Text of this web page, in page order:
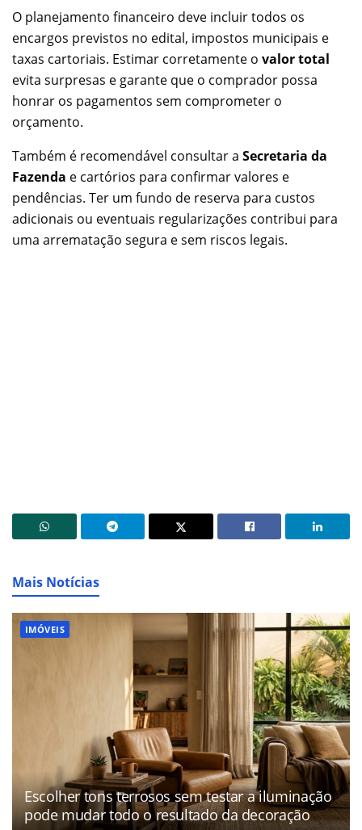
O planejamento financeiro deve incluir todos os
encargos previstos no edital, impostos municipais e
taxas cartoriais. Estimar corretamente o valor total
evita surpresas e garante que o comprador possa
honrar os pagamentos sem comprometer o
orçamento.
Também é recomendável consultar a Secretaria da
Fazenda e cartórios para confirmar valores e
pendências. Ter um fundo de reserva para custos
adicionais ou eventuais regularizações contribui para
uma arrematação segura e sem riscos legais.
Mais Notícias
IMÓVEIS
Escolher tons terrosos sem testar a iluminação
pode mudar todo o resultado da decoração